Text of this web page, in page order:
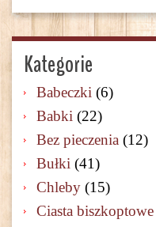
Kategorie
Babeczki (6)
Babki (22)
Bez pieczenia (12)
Bułki (41)
Chleby (15)
Ciasta biszkoptowe